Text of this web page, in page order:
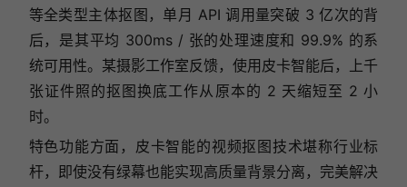
等全类型主体抠图，单月 API 调用量突破 3 亿次的背
后，是其平均 300ms / 张的处理速度和 99.9% 的系
统可用性。某摄影工作室反馈，使用皮卡智能后，上千
张证件照的抠图换底工作从原本的 2 天缩短至 2 小
时。
特色功能方面，皮卡智能的视频抠图技术堪称行业标
杆，即使没有绿幕也能实现高质量背景分离，完美解决